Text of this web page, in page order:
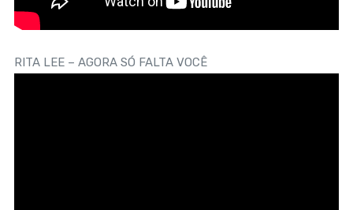
RITA LEE – AGORA SÓ FALTA VOCÊ